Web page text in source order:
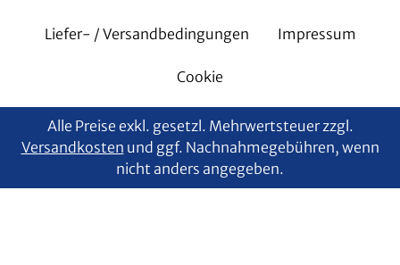
Liefer- / Versandbedingungen Impressum
Cookie
Alle Preise exkl. gesetzl. Mehrwertsteuer zzgl.
Versandkosten und ggf. Nachnahmegebühren, wenn
nicht anders angegeben.